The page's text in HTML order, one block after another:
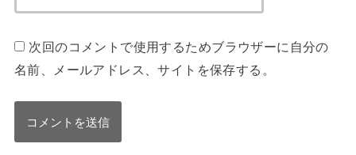
次回のコメントで使用するためブラウザーに自分の
名前、メールアドレス、サイトを保存する。